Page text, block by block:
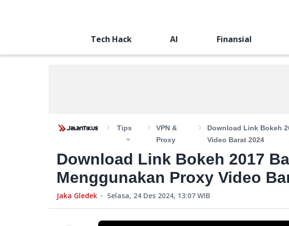
Tech Hack AI Finansial
Tips
VPN &
Proxy
Download Link Bokeh
Video Barat 2024
Download Link Bokeh 2017
Menggunakan Proxy Video
Jaka Gledek Selasa, 24 Des 2024, 13:07 WIB